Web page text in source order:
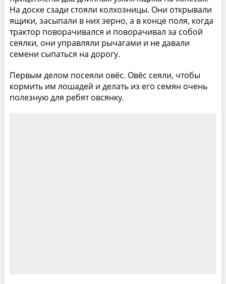
На доске сзади стояли колхозницы. Они открывали
ящики, засыпали в них зерно, а в конце поля, когда
трактор поворачивался и поворачивал за собой
сеялки, они управляли рычагами и не давали
семени сыпаться на дорогу.
Первым делом посеяли овёс. Овёс сеяли, чтобы
кормить им лошадей и делать из его семян очень
полезную для ребят овсянку.